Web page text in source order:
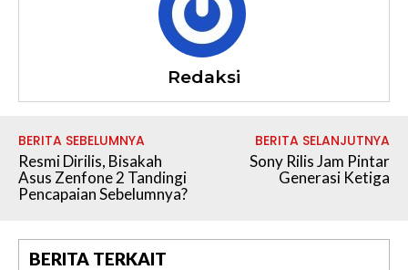
Redaksi
BERITA SEBELUMNYA
Resmi Dirilis, Bisakah
Asus Zenfone 2 Tandingi
Pencapaian Sebelumnya?
BERITA SELANJUTNYA
Sony Rilis Jam Pintar
Generasi Ketiga
BERITA TERKAIT